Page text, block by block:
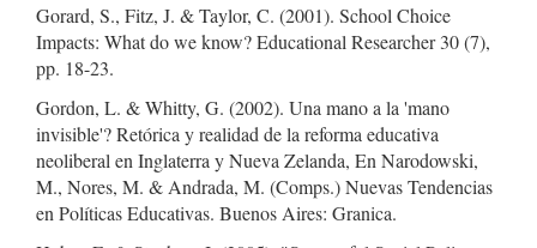
Gorard, S., Fitz, J. & Taylor, C. (2001). School Choice
Impacts: What do we know? Educational Researcher 30 (7),
pp. 18-23.
Gordon, L. & Whitty, G. (2002). Una mano a la 'mano
invisible'? Retórica y realidad de la reforma educativa
neoliberal en Inglaterra y Nueva Zelanda, En Narodowski,
M., Nores, M. & Andrada, M. (Comps.) Nuevas Tendencias
en Políticas Educativas. Buenos Aires: Granica.